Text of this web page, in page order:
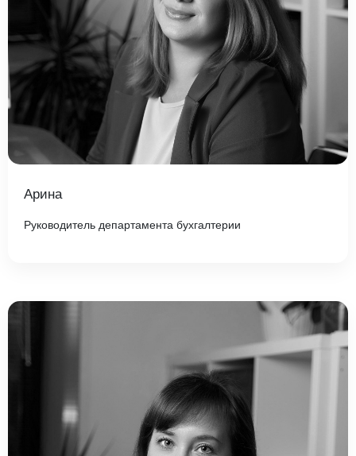
Арина
Руководитель департамента бухгалтерии